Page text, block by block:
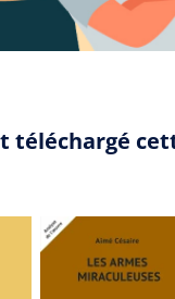
téléchargé